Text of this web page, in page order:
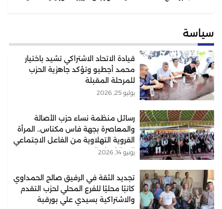
سياسة
قيادة الاتحاد الاشتراكي تشيد باختيار
محمد أجطيو وتؤكد جاهزية الحزب
للمرحلة المقبلة
يوليو 25, 2026
رسائل منظمة نساء حزب الأصالة
والمعاصرة بجهة فاس مكناس.. المرأة
القروية التهلاوية من الفاعل الاجتماعي
إلى الشريك التنموي..
يونيو 14, 2026
تجديد الثقة في الرفيق صالح الحمداوي
كاتبًا محليًا للفرع المحلي لحزب التقدم
والاشتراكية بسيدي علي بورقبة